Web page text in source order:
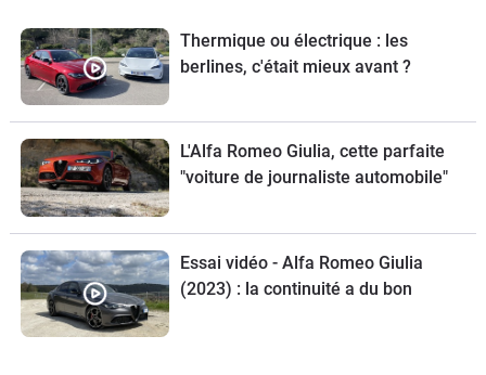
Thermique ou électrique : les
berlines, c'était mieux avant ?
L'Alfa Romeo Giulia, cette parfaite
"voiture de journaliste automobile"
Essai vidéo - Alfa Romeo Giulia
(2023) : la continuité a du bon